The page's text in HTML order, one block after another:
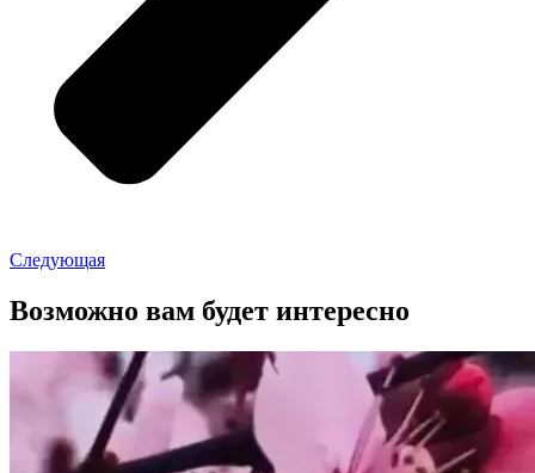
Следующая
Возможно вам будет интересно